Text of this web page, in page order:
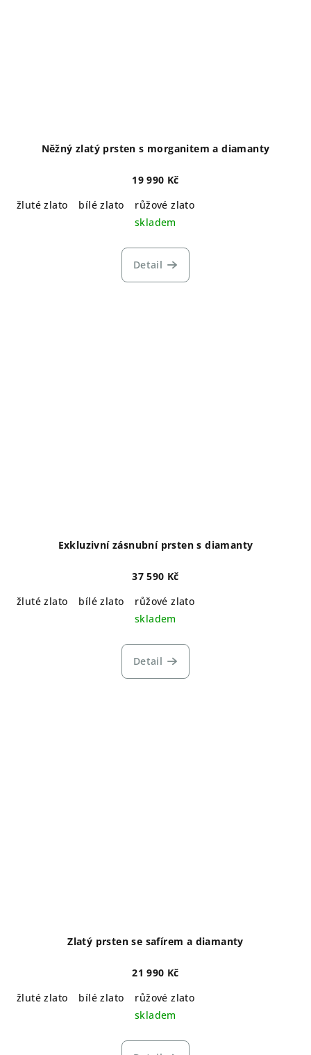
Něžný zlatý prsten s morganitem a diamanty
19 990 Kč
žluté zlato
bílé zlato
růžové zlato
skladem
Detail
Exkluzivní zásnubní prsten s diamanty
37 590 Kč
žluté zlato
bílé zlato
růžové zlato
skladem
Detail
Zlatý prsten se safírem a diamanty
21 990 Kč
žluté zlato
bílé zlato
růžové zlato
skladem